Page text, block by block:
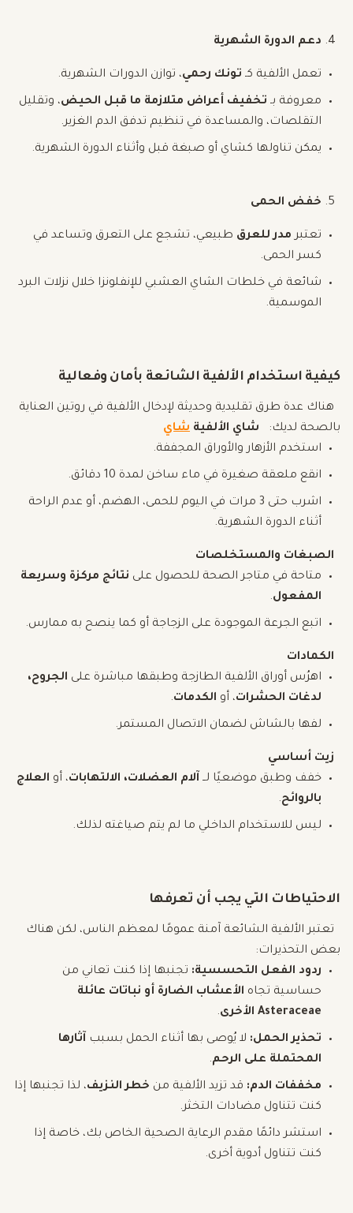
دعم الدورة الشهرية
تعمل الألفية كـ تونك رحمي، توازن الدورات الشهرية.
معروفة بـ تخفيف أعراض متلازمة ما قبل الحيض، وتقليل
التقلصات، والمساعدة في تنظيم تدفق الدم الغزير.
يمكن تناولها كشاي أو صبغة قبل وأثناء الدورة الشهرية.
خفض الحمى
تعتبر مدر للعرق طبيعي، تشجع على التعرق وتساعد في
كسر الحمى.
شائعة في خلطات الشاي العشبي للإنفلونزا خلال نزلات البرد
الموسمية.
كيفية استخدام الألفية الشائعة بأمان وفعالية
هناك عدة طرق تقليدية وحديثة لإدخال الألفية في روتين العناية
بالصحة لديك: شاي الألفية شاي
استخدم الأزهار والأوراق المجففة.
انقع ملعقة صغيرة في ماء ساخن لمدة 10 دقائق.
اشرب حتى 3 مرات في اليوم للحمى، الهضم، أو عدم الراحة
أثناء الدورة الشهرية.
الصبغات والمستخلصات
متاحة في متاجر الصحة للحصول على نتائج مركزة وسريعة
المفعول.
اتبع الجرعة الموجودة على الزجاجة أو كما ينصح به ممارس.
الكمادات
اهرُس أوراق الألفية الطازجة وطبقها مباشرة على الجروح،
لدغات الحشرات، أو الكدمات.
لفها بالشاش لضمان الاتصال المستمر.
زيت أساسي
خفف وطبق موضعيًا لــ آلام العضلات، الالتهابات، أو العلاج
بالروائح.
ليس للاستخدام الداخلي ما لم يتم صياغته لذلك.
الاحتياطات التي يجب أن تعرفها
تعتبر الألفية الشائعة آمنة عمومًا لمعظم الناس، لكن هناك
بعض التحذيرات:
ردود الفعل التحسسية: تجنبها إذا كنت تعاني من
حساسية تجاه الأعشاب الضارة أو نباتات عائلة
Asteraceae الأخرى
.
تحذير الحمل: لا يُوصى بها أثناء الحمل بسبب آثارها
المحتملة على الرحم.
مخففات الدم: قد تزيد الألفية من خطر النزيف، لذا تجنبها إذا
كنت تتناول مضادات التخثر.
استشر دائمًا مقدم الرعاية الصحية الخاص بك، خاصة إذا
كنت تتناول أدوية أخرى.